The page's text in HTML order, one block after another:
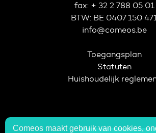
Comeos maakt gebruik van cookies,
fax: + 32 2 788 05 01
BTW: BE 0407 150
info@comeos.be
Toegangsplan
Statuten
Huishoudelijk